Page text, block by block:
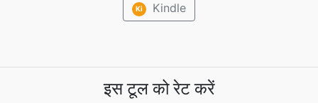
Ki Kindle
इस टूल को रेट करें